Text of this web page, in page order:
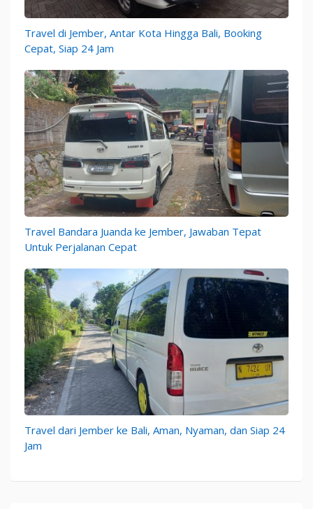
Travel di Jember, Antar Kota Hingga Bali, Booking
Cepat, Siap 24 Jam
Travel Bandara Juanda ke Jember, Jawaban Tepat
Untuk Perjalanan Cepat
Travel dari Jember ke Bali, Aman, Nyaman, dan Siap 24
Jam